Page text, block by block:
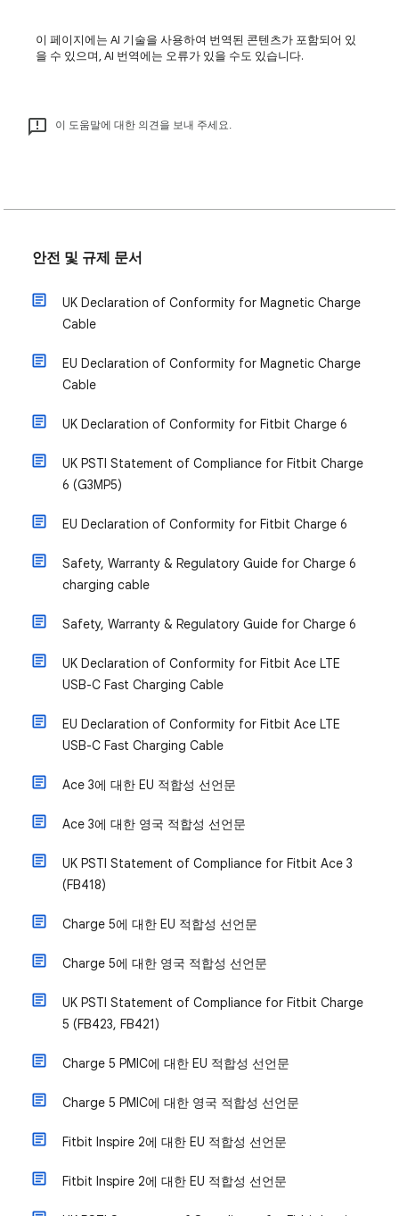
이 페이지에는 AI 기술을 사용하여 번역된 콘텐츠가 포함되어 있
을 수 있으며, AI 번역에는 오류가 있을 수도 있습니다.
이 도움말에 대한 의견을 보내 주세요.
안전 및 규제 문서
UK Declaration of Conformity for Magnetic Charge
Cable
EU Declaration of Conformity for Magnetic Charge
Cable
UK Declaration of Conformity for Fitbit Charge 6
UK PSTI Statement of Compliance for Fitbit Charge
6 (G3MP5)
EU Declaration of Conformity for Fitbit Charge 6
Safety, Warranty & Regulatory Guide for Charge 6
charging cable
Safety, Warranty & Regulatory Guide for Charge 6
UK Declaration of Conformity for Fitbit Ace LTE
USB-C Fast Charging Cable
EU Declaration of Conformity for Fitbit Ace LTE
USB-C Fast Charging Cable
Ace 3에 대한 EU 적합성 선언문
Ace 3에 대한 영국 적합성 선언문
UK PSTI Statement of Compliance for Fitbit Ace 3
(FB418)
Charge 5에 대한 EU 적합성 선언문
Charge 5에 대한 영국 적합성 선언문
UK PSTI Statement of Compliance for Fitbit Charge
5 (FB423, FB421)
Charge 5 PMIC에 대한 EU 적합성 선언문
Charge 5 PMIC에 대한 영국 적합성 선언문
Fitbit Inspire 2에 대한 EU 적합성 선언문
Fitbit Inspire 2에 대한 EU 적합성 선언문